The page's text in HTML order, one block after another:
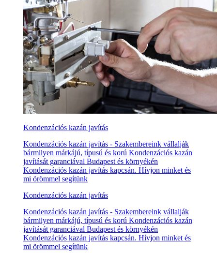
Kondenzációs kazán javítás
Kondenzációs kazán javítás - Szakembereink vállalják
bármilyen márkájú, típusú és korú Kondenzációs kazán
javítását garanciával Budapest és környékén
Kondenzációs kazán javítás kapcsán. Hívjon minket és
mi örömmel segítünk
Kondenzációs kazán javítás
Kondenzációs kazán javítás - Szakembereink vállalják
bármilyen márkájú, típusú és korú Kondenzációs kazán
javítását garanciával Budapest és környékén
Kondenzációs kazán javítás kapcsán. Hívjon minket és
mi örömmel segítünk